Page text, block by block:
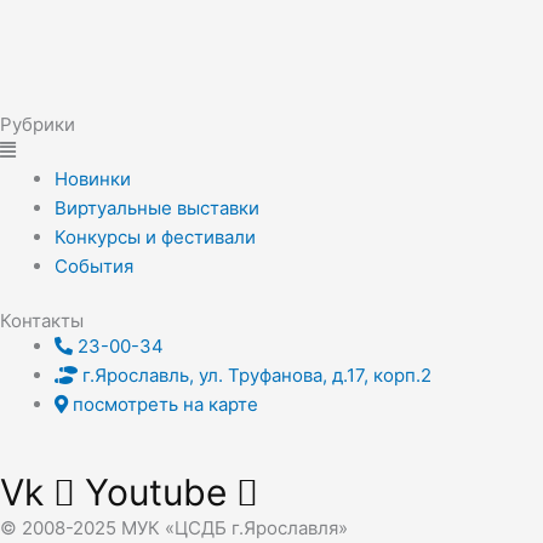
Рубрики
Новинки
Виртуальные выставки
Конкурсы и фестивали
События
Контакты
23-00-34
г.Ярославль, ул. Труфанова, д.17, корп.2
посмотреть на карте
Vk Youtube
© 2008-2025 МУК «ЦСДБ г.Ярославля»